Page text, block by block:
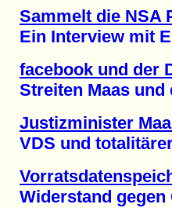
Sammelt die NSA
Ein Interview mit
facebook und der
Streiten Maas und
Justizminister
VDS und totalitärer
Widerstand gegen